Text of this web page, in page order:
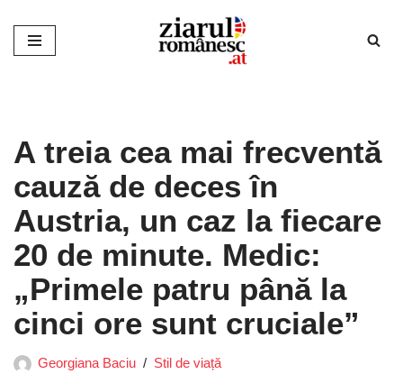
Sari
A treia cea mai frecventă
cauză de deces în
Austria, un caz la fiecare
20 de minute. Medic:
„Primele patru până la
cinci ore sunt cruciale”
Georgiana Baciu Stil de viață